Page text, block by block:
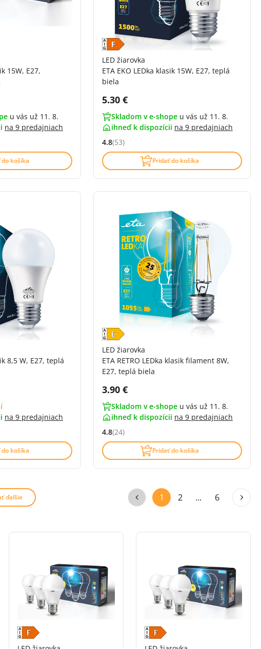
15W, E27,
u vás už 11. 8.
na 9 predajniach
recenzí)
košíka
LED žiarovka
ETA EKO LEDka klasik 15W, E27, teplá
biela
Cena s DPH:
5.30 €
Skladom v e-shope u vás už 11. 8.
ihneď k dispozícii na 9 predajniach
Hodnocení: 4.8 z 5 (53 recenzí)
4.8(53)
Pridať do košíka
8,5 W, E27, teplá
na 9 predajniach
recenzí)
košíka
LED žiarovka
ETA RETRO LEDka klasik filament 8W,
E27, teplá biela
Cena s DPH:
3.90 €
Skladom v e-shope u vás už 11. 8.
ihneď k dispozícii na 9 predajniach
Hodnocení: 4.8 z 5 (24 recenzí)
4.8(24)
Pridať do košíka
ďalšie 1 2 ... 6